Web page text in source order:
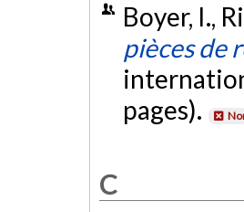
Boyer, I.,
pièces de
pages).
C